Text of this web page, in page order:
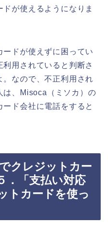
が使えるようになりま
ードが使えずに困ってい
用されていると判断さ
。なので、不正利用され
は、Misoca（ミソカ）の
ド会社に電話をすると
クレジットカー
．「支払い対応
トカードを使っ